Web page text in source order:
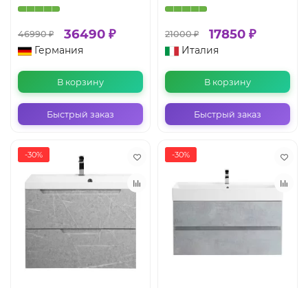
46990 ₽ 36490 ₽
Германия
В корзину
Быстрый заказ
21000 ₽ 17850 ₽
Италия
В корзину
Быстрый заказ
-30% -30%